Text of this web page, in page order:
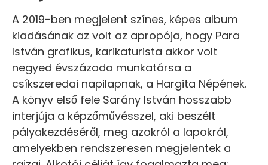
A 2019-ben megjelent színes, képes album
kiadásának az volt az apropója, hogy Para
István grafikus, karikaturista akkor volt
negyed évszázada munkatársa a
csíkszeredai napilapnak, a Hargita Népének.
A könyv első fele Sarány István hosszabb
interjúja a képzőművésszel, aki beszélt
pályakezdéséről, meg azokról a lapokról,
amelyekben rendszeresen megjelentek a